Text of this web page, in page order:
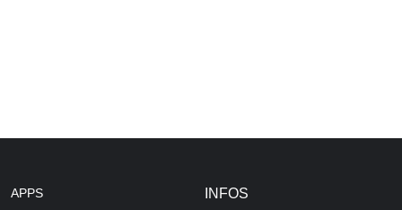
APPS INFOS